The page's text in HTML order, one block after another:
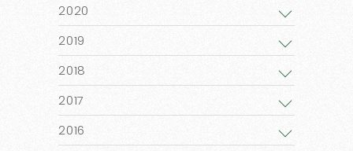
2020
2019
2018
2017
2016